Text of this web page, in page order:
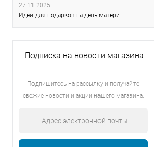
27.11.2025
Идеи для подарков на день матери
Подписка на новости магазина
Подпишитесь на рассылку и получайте
свежие новости и акции нашего магазина.